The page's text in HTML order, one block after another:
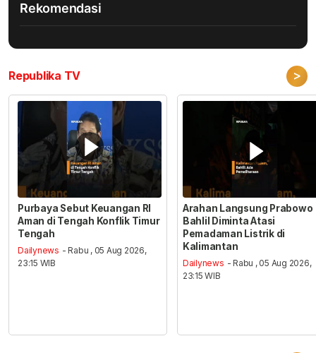
Rekomendasi
Republika TV >
Purbaya Sebut Keuangan RI
Aman di Tengah Konflik Timur
Tengah
Dailynews - Rabu , 05 Aug 2026,
23:15 WIB
Arahan Langsung Prabowo
Bahlil Diminta Atasi
Pemadaman Listrik di
Kalimantan
Dailynews - Rabu , 05 Aug 2026,
23:15 WIB